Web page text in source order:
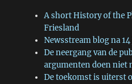
A short History of the
Friesland
Newsstream blog na
De neergang van de
argumenten doen niet
De toekomst is uiterst